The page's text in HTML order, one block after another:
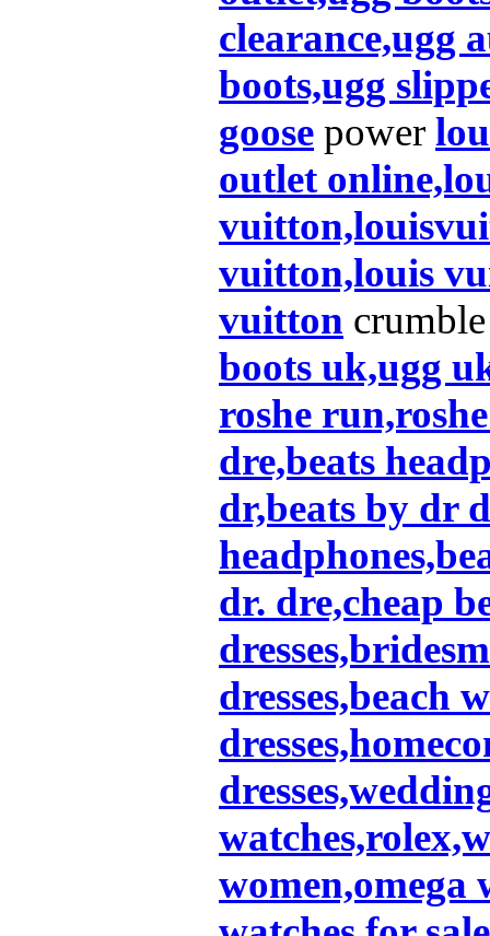
clearance,ugg
boots,ugg
goose power
outlet
vuitton,louis
vuitton
boots uk,ugg
roshe
dre,beats
dr,beats by dr
dr. dre,cheap
dresses,beach
women,omega